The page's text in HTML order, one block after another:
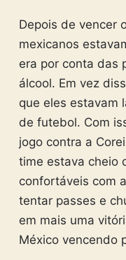
Depois de vencer
mexicanos
era por conta das
álcool. Em vez
que eles estavam
de futebol. Com
jogo contra a
time estava cheio
confortáveis com
tentar passes e
em mais uma
México vencendo